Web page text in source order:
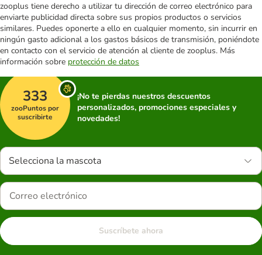
zooplus tiene derecho a utilizar tu dirección de correo electrónico para
enviarte publicidad directa sobre sus propios productos o servicios
similares. Puedes oponerte a ello en cualquier momento, sin incurrir en
ningún gasto adicional a los gastos básicos de transmisión, poniéndote
en contacto con el servicio de atención al cliente de zooplus. Más
información sobre protección de datos
333
zooPuntos por
suscribirte
¡No te pierdas nuestros descuentos
personalizados, promociones especiales y
novedades!
Selecciona la mascota
Suscríbete ahora